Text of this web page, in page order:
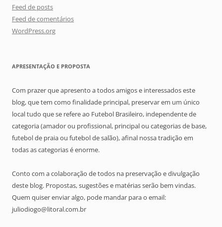
Feed de posts
Feed de comentários
WordPress.org
APRESENTAÇÃO E PROPOSTA
Com prazer que apresento a todos amigos e interessados este
blog, que tem como finalidade principal, preservar em um único
local tudo que se refere ao Futebol Brasileiro, independente de
categoria (amador ou profissional, principal ou categorias de base,
futebol de praia ou futebol de salão), afinal nossa tradição em
todas as categorias é enorme.
Conto com a colaboração de todos na preservação e divulgação
deste blog. Propostas, sugestões e matérias serão bem vindas.
Quem quiser enviar algo, pode mandar para o email:
juliodiogo@litoral.com.br